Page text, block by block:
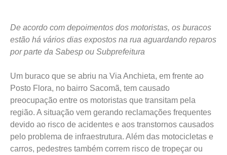
De acordo com depoimentos dos motoristas, os buracos
estão há vários dias expostos na rua aguardando reparos
por parte da Sabesp ou Subprefeitura
Um buraco que se abriu na Via Anchieta, em frente ao
Posto Flora, no bairro Sacomã, tem causado
preocupação entre os motoristas que transitam pela
região. A situação vem gerando reclamações frequentes
devido ao risco de acidentes e aos transtornos causados
pelo problema de infraestrutura. Além das motocicletas e
carros, pedestres também correm risco de tropeçar ou